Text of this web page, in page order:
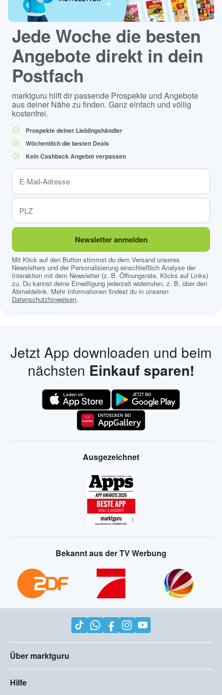
Jede Woche die besten
Angebote direkt in dein
Postfach
marktguru hilft dir passende Prospekte und Angebote
aus deiner Nähe zu finden. Ganz einfach und völlig
kostenfrei.
Prospekte deiner Lieblingshändler
Wöchentlich die besten Deals
Kein Cashback Angebot verpassen
Newsletter anmelden
Mit Klick auf den Button stimmst du dem Versand unseres
Newsletters und der Personalisierung einschließlich Analyse der
Interaktion mit dem Newsletter (z. B. Öffnungsrate, Klicks auf Links)
zu. Du kannst deine Einwilligung jederzeit widerrufen, z. B. über den
Abmeldelink. Mehr Informationen findest du in unseren
Datenschutzhinweisen.
Jetzt App downloaden und beim
nächsten Einkauf sparen!
Ausgezeichnet
Bekannt aus der TV Werbung
Über marktguru
Hilfe